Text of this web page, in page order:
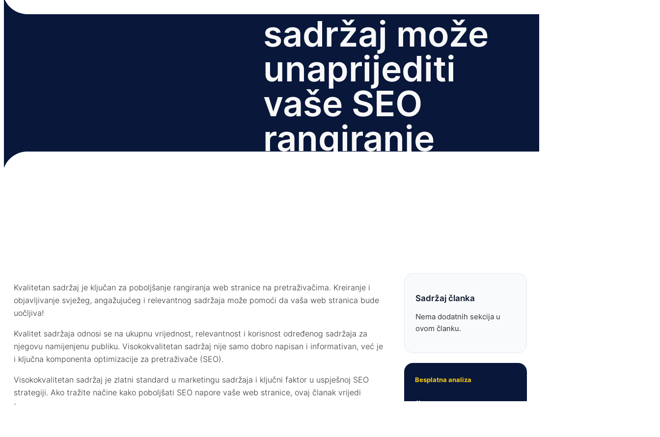
sadržaj može
unaprijediti
vaše SEO
rangiranje
Kvalitetan sadržaj je ključan za poboljšanje rangiranja web stranice na pretraživačima. Kreiranje i
objavljivanje svježeg, angažujućeg i relevantnog sadržaja može pomoći da vaša web stranica bude
uočljiva!
Kvalitet sadržaja odnosi se na ukupnu vrijednost, relevantnost i korisnost određenog sadržaja za
njegovu namijenjenu publiku. Visokokvalitetan sadržaj nije samo dobro napisan i informativan, već je
i ključna komponenta optimizacije za pretraživače (SEO).
Visokokvalitetan sadržaj je zlatni standard u marketingu sadržaja i ključni faktor u uspješnoj SEO
strategiji. Ako tražite načine kako poboljšati SEO napore vaše web stranice, ovaj članak vrijedi
pročitati!
Sadržaj članka
Nema dodatnih sekcija u
ovom članku.
Besplatna analiza